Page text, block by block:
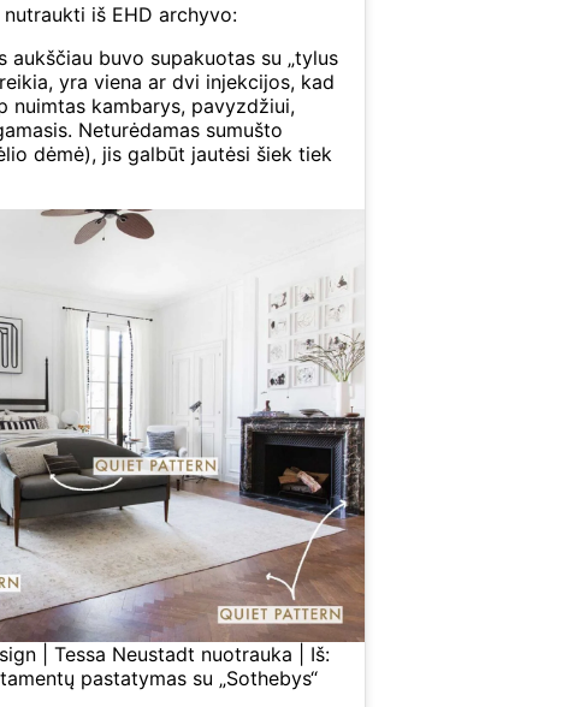
iš EHD archyvo:
aukščiau buvo supakuotas su „tylus
yra viena ar dvi injekcijos, kad
nuimtas kambarys, pavyzdžiui,
Neturėdamas sumušto
dėmė), jis galbūt jautėsi šiek tiek
| Tessa Neustadt nuotrauka | Iš:
pastatymas su „Sothebys“